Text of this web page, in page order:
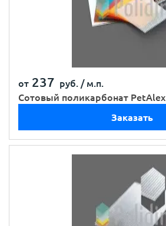
от 237 руб. / м.п.
Сотовый поликарбонат PetAlex
Заказать